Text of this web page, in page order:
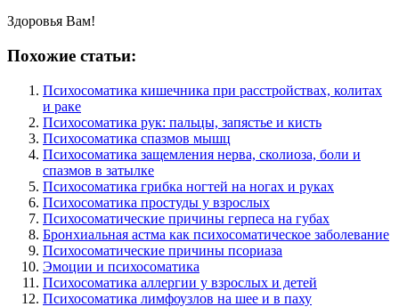
Здоровья Вам!
Похожие статьи:
Психосоматика кишечника при расстройствах, колитах
и раке
Психосоматика рук: пальцы, запястье и кисть
Психосоматика спазмов мышц
Психосоматика защемления нерва, сколиоза, боли и
спазмов в затылке
Психосоматика грибка ногтей на ногах и руках
Психосоматика простуды у взрослых
Психосоматические причины герпеса на губах
Бронхиальная астма как психосоматическое заболевание
Психосоматические причины псориаза
Эмоции и психосоматика
Психосоматика аллергии у взрослых и детей
Психосоматика лимфоузлов на шее и в паху